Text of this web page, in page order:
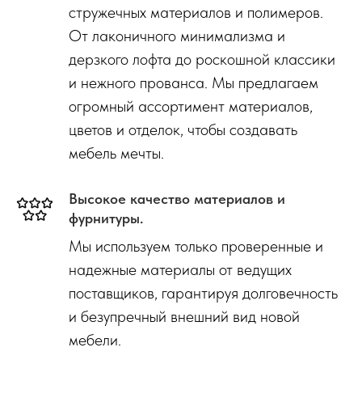
стружечных материалов и полимеров.
От лаконичного минимализма и
дерзкого лофта до роскошной классики
и нежного прованса. Мы предлагаем
огромный ассортимент материалов,
цветов и отделок, чтобы создавать
мебель мечты.
Высокое качество материалов и
фурнитуры.
Мы используем только проверенные и
надежные материалы от ведущих
поставщиков, гарантируя долговечность
и безупречный внешний вид новой
мебели.